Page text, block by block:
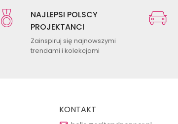
NAJLEPSI POLSCY
PROJEKTANCI
Zainspiruj się najnowszymi
trendami i kolekcjami
KONTAKT